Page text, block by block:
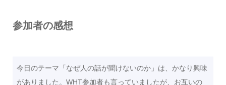
参加者の感想
今日のテーマ「なぜ人の話が聞けないのか」は、かなり興味
がありました。WHT参加者も言っていましたが、お互いの